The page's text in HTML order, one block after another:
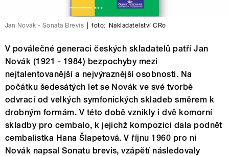
Jan Novák - Sonata Brevis foto: Nakladatelství ČRo
V poválečné generaci českých skladatelů patří Jan
Novák (1921 - 1984) bezpochyby mezi
nejtalentovanější a nejvýraznější osobnosti. Na
počátku šedesátých let se Novák ve své tvorbě
odvrací od velkých symfonických skladeb směrem k
drobným formám. V této době vznikly i dvě komorní
skladby pro cembalo, k jejichž kompozici dala podnět
cembalistka Hana Šlapetová. V říjnu 1960 pro ni
Novák napsal Sonatu brevis, vzápětí následovaly